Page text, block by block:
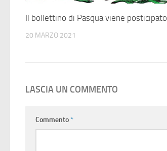
Il bollettino di Pasqua viene posticipato
20 MARZO 2021
LASCIA UN COMMENTO
Commento*